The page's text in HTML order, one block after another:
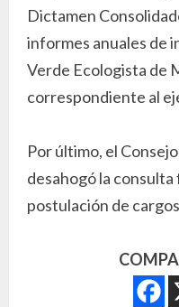
Dictamen
informes anuales de
Verde Ecologista de
correspondiente al
Por último, el
desahogó la
postulación de